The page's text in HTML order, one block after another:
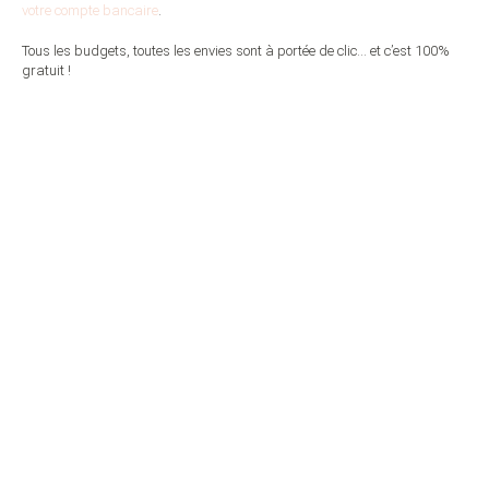
votre compte bancaire
Tous les budgets, toutes les envies sont à portée de clic… et c’est 100%
gratuit !